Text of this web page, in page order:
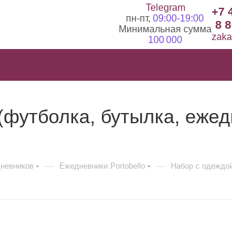
Telegram
пн-пт, 09:00-19:00
Минимальная сумма
100 000
+7
8
бутылка,
— Ежедневники Portobello — Набор с